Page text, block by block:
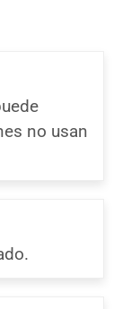
no usan